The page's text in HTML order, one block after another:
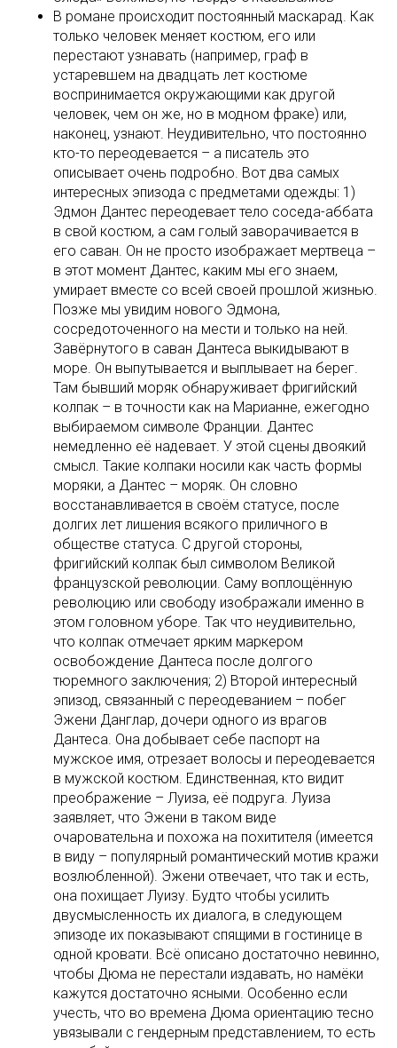
В романе происходит постоянный маскарад. Как
только человек меняет костюм, его или
перестают узнавать (например, граф в
устаревшем на двадцать лет костюме
воспринимается окружающими как другой
человек, чем он же, но в модном фраке) или,
наконец, узнают. Неудивительно, что постоянно
кто-то переодевается – а писатель это
описывает очень подробно. Вот два самых
интересных эпизода с предметами одежды: 1)
Эдмон Дантес переодевает тело соседа-аббата
в свой костюм, а сам голый заворачивается в
его саван. Он не просто изображает мертвеца –
в этот момент Дантес, каким мы его знаем,
умирает вместе со всей своей прошлой жизнью.
Позже мы увидим нового Эдмона,
сосредоточенного на мести и только на ней.
Завёрнутого в саван Дантеса выкидывают в
море. Он выпутывается и выплывает на берег.
Там бывший моряк обнаруживает фригийский
колпак – в точности как на Марианне, ежегодно
выбираемом символе Франции. Дантес
немедленно её надевает. У этой сцены двоякий
смысл. Такие колпаки носили как часть формы
моряки, а Дантес – моряк. Он словно
восстанавливается в своём статусе, после
долгих лет лишения всякого приличного в
обществе статуса. С другой стороны,
фригийский колпак был символом Великой
французской революции. Саму воплощённую
революцию или свободу изображали именно в
этом головном уборе. Так что неудивительно,
что колпак отмечает ярким маркером
освобождение Дантеса после долгого
тюремного заключения; 2) Второй интересный
эпизод, связанный с переодеванием – побег
Эжени Данглар, дочери одного из врагов
Дантеса. Она добывает себе паспорт на
мужское имя, отрезает волосы и переодевается
в мужской костюм. Единственная, кто видит
преображение – Луиза, её подруга. Луиза
заявляет, что Эжени в таком виде
очаровательна и похожа на похитителя (имеется
в виду – популярный романтический мотив кражи
возлюбленной). Эжени отвечает, что так и есть,
она похищает Луизу. Будто чтобы усилить
двусмысленность их диалога, в следующем
эпизоде их показывают спящими в гостинице в
одной кровати. Всё описано достаточно невинно,
чтобы Дюма не перестали издавать, но намёки
кажутся достаточно ясными. Особенно если
учесть, что во времена Дюма ориентацию тесно
увязывали с гендерным представлением, то есть